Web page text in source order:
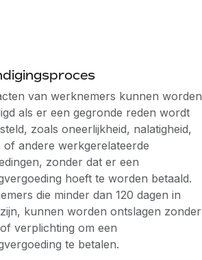
van werknemers kunnen worden
als er een gegronde reden wordt
zoals oneerlijkheid, nalatigheid,
of andere werkgerelateerde
zonder dat er een
hoeft te worden betaald.
die minder dan 120 dagen in
kunnen worden ontslagen zonder
verplichting om een
te betalen.